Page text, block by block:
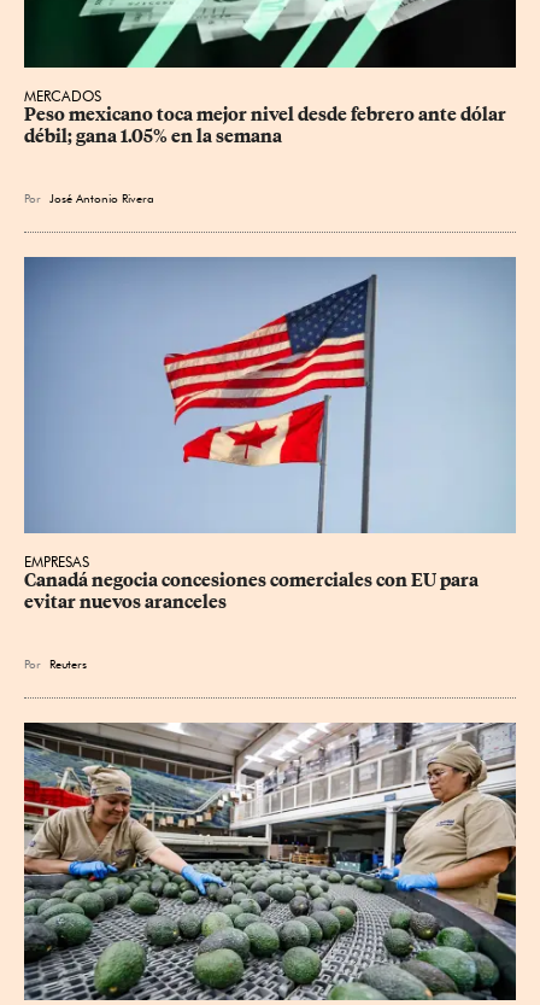
MERCADOS
Peso mexicano toca mejor nivel desde febrero ante dólar
débil; gana 1.05% en la semana
Por José Antonio Rivera
EMPRESAS
Canadá negocia concesiones comerciales con EU para
evitar nuevos aranceles
Por Reuters